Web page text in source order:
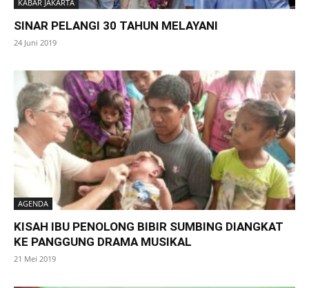
KABAR JAKARTA
SINAR PELANGI 30 TAHUN MELAYANI
24 Juni 2019
AGENDA
KISAH IBU PENOLONG BIBIR SUMBING DIANGKAT
KE PANGGUNG DRAMA MUSIKAL
21 Mei 2019